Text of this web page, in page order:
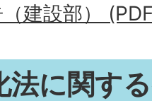
建設部）
法に関す